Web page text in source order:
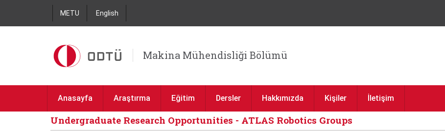
METU English
Makina Mühendisliği Bölümü
Anasayfa Araştırma Eğitim Dersler Hakkımızda Kişiler İletişim
Undergraduate Research Opportunities - ATLAS Robotics Groups